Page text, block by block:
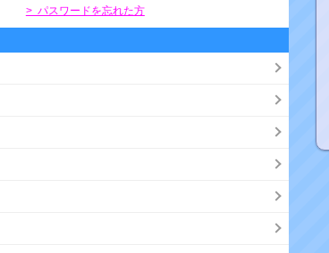
> パスワードを忘れた方